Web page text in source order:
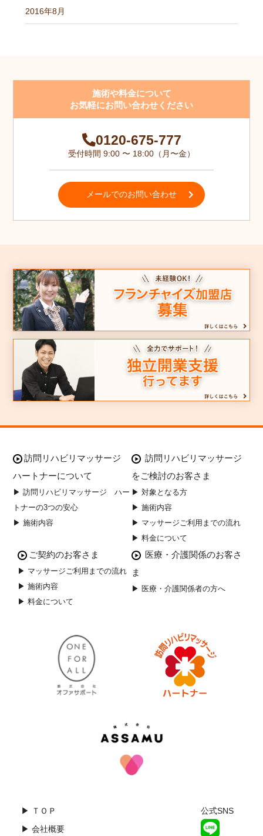
2016年8月
施術や料金について
お気軽にお問い合わせください
0120-675-777
受付時間 9:00 〜 18:00（月〜金）
メールでのお問い合わせ
訪問リハビリマッサージ
ハートナーについて
▶ 訪問リハビリマッサージ ハー
トナーの3つの安心
▶ 施術内容
訪問リハビリマッサージ
をご検討のお客さま
▶ 対象となる方
▶ 施術内容
▶ マッサージご利用までの流れ
▶ 料金について
ご契約のお客さま
▶ マッサージご利用までの流れ
▶ 施術内容
▶ 料金について
医療・介護関係のお客さ
ま
▶ 医療・介護関係者の方へ
▶ ＴＯＰ
▶ 会社概要
公式SNS